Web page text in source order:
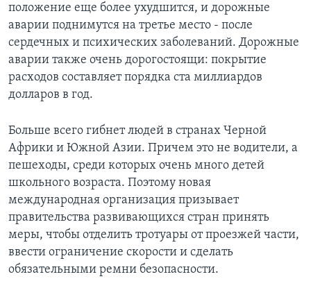
положение еще более ухудшится, и дорожные
аварии поднимутся на третье место - после
сердечных и психических заболеваний. Дорожные
аварии также очень дорогостоящи: покрытие
расходов составляет порядка ста миллиардов
долларов в год.
Больше всего гибнет людей в странах Черной
Африки и Южной Азии. Причем это не водители, а
пешеходы, среди которых очень много детей
школьного возраста. Поэтому новая
международная организация призывает
правительства развивающихся стран принять
меры, чтобы отделить тротуары от проезжей части,
ввести ограничение скорости и сделать
обязательными ремни безопасности.